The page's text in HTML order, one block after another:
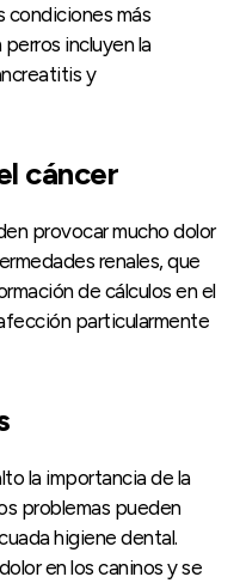
condiciones más
incluyen la
y
cáncer
provocar mucho dolor
renales, que
de cálculos en el
particularmente
la importancia de la
problemas pueden
higiene dental.
en los caninos y se